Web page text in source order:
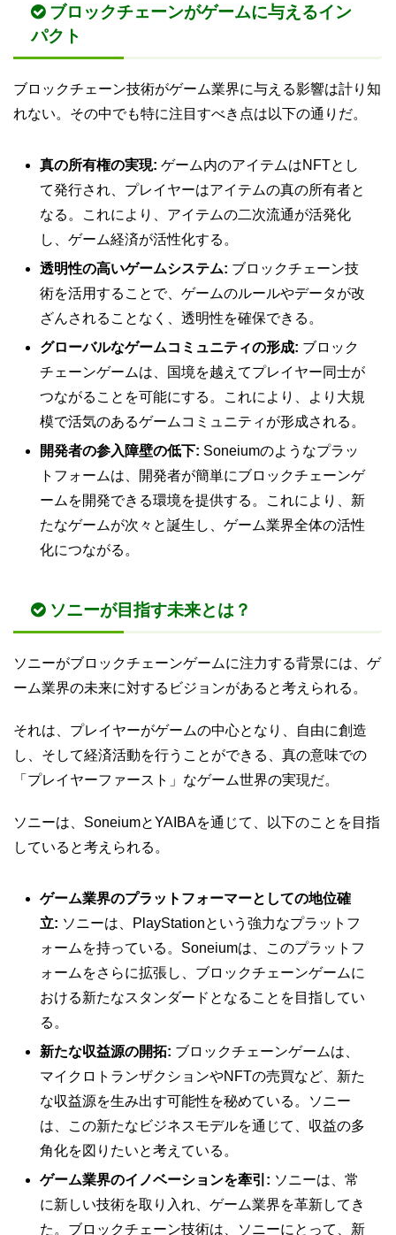
ブロックチェーンがゲームに与えるイン
パクト
ブロックチェーン技術がゲーム業界に与える影響は計り知
れない。その中でも特に注目すべき点は以下の通りだ。
真の所有権の実現: ゲーム内のアイテムはNFTとし
て発行され、プレイヤーはアイテムの真の所有者と
なる。これにより、アイテムの二次流通が活発化
し、ゲーム経済が活性化する。
透明性の高いゲームシステム: ブロックチェーン技
術を活用することで、ゲームのルールやデータが改
ざんされることなく、透明性を確保できる。
グローバルなゲームコミュニティの形成: ブロック
チェーンゲームは、国境を越えてプレイヤー同士が
つながることを可能にする。これにより、より大規
模で活気のあるゲームコミュニティが形成される。
開発者の参入障壁の低下: Soneiumのようなプラッ
トフォームは、開発者が簡単にブロックチェーンゲ
ームを開発できる環境を提供する。これにより、新
たなゲームが次々と誕生し、ゲーム業界全体の活性
化につながる。
ソニーが目指す未来とは？
ソニーがブロックチェーンゲームに注力する背景には、ゲ
ーム業界の未来に対するビジョンがあると考えられる。
それは、プレイヤーがゲームの中心となり、自由に創造
し、そして経済活動を行うことができる、真の意味での
「プレイヤーファースト」なゲーム世界の実現だ。
ソニーは、SoneiumとYAIBAを通じて、以下のことを目指
していると考えられる。
ゲーム業界のプラットフォーマーとしての地位確
立: ソニーは、PlayStationという強力なプラットフ
ォームを持っている。Soneiumは、このプラットフ
ォームをさらに拡張し、ブロックチェーンゲームに
おける新たなスタンダードとなることを目指してい
る。
新たな収益源の開拓: ブロックチェーンゲームは、
マイクロトランザクションやNFTの売買など、新た
な収益源を生み出す可能性を秘めている。ソニー
は、この新たなビジネスモデルを通じて、収益の多
角化を図りたいと考えている。
ゲーム業界のイノベーションを牽引: ソニーは、常
に新しい技術を取り入れ、ゲーム業界を革新してき
た。ブロックチェーン技術は、ソニーにとって、新